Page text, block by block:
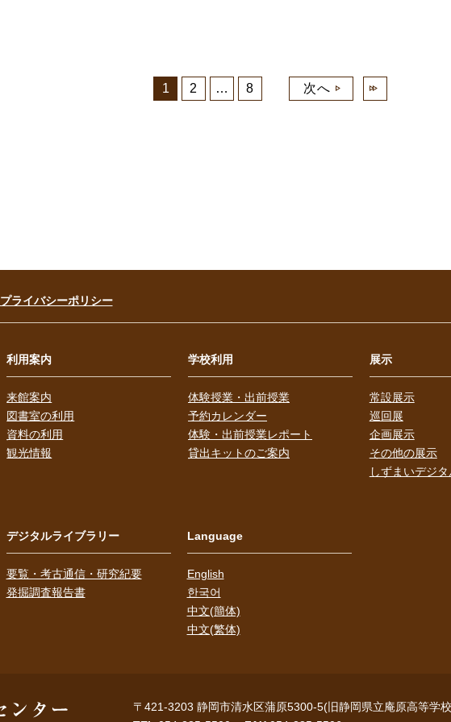
1 2 … 8 次へ
プライバシーポリシー
利用案内
来館案内
図書室の利用
資料の利用
観光情報
学校利用
体験授業・出前授業
予約カレンダー
体験・出前授業レポート
貸出キットのご案内
展示
常設展示
巡回展
企画展示
その他の展示
しずまいデジ
デジタルライブラリー
要覧・考古通信・研究紀要
発掘調査報告書
Language
English
한국어
中文(簡体)
中文(繁体)
〒421-3203 静岡市清水区蒲原5300-5(旧静岡県立庵原高等学